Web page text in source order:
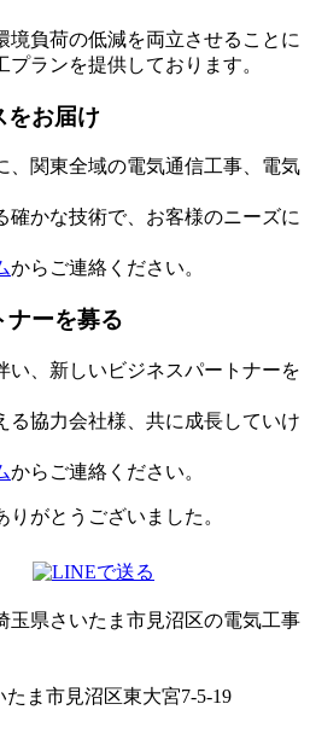
境負荷の低減を両立させることに
ランを提供しております。
をお届け
、関東全域の電気通信工事、電気
確かな技術で、お客様のニーズに
からご連絡ください。
ナーを募る
い、新しいビジネスパートナーを
る協力会社様、共に成長していけ
からご連絡ください。
がとうございました。
玉県さいたま市見沼区の電気工事
ま市見沼区東大宮7-5-19